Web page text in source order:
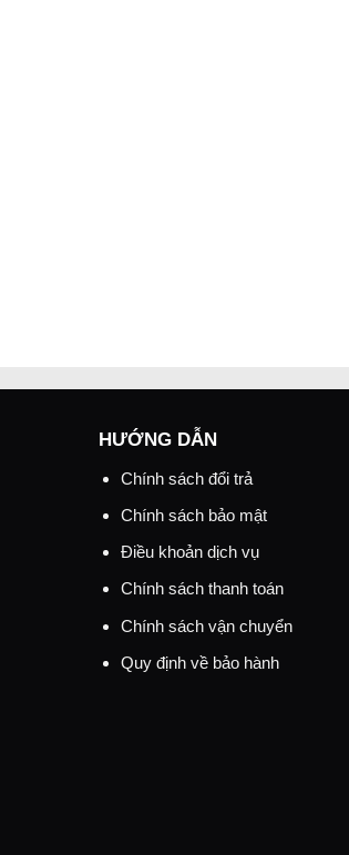
HƯỚNG DẪN
Chính sách đổi trả
Chính sách bảo mật
Điều khoản dịch vụ
Chính sách thanh toán
Chính sách vận chuyển
Quy định về bảo hành